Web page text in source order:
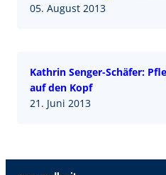
05. August 2013
Kathrin Senger-Schäfer:
auf den Kopf
21. Juni 2013